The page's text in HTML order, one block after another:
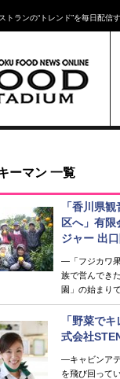
トランの“トレンド”を毎日配信
ーマン 一覧
「香川県
区へ」有
ジャー 出
―「フジカワ
族で営んでき
園」の始まり
「野菜で
式会社
―キャビンア
を飛び回って